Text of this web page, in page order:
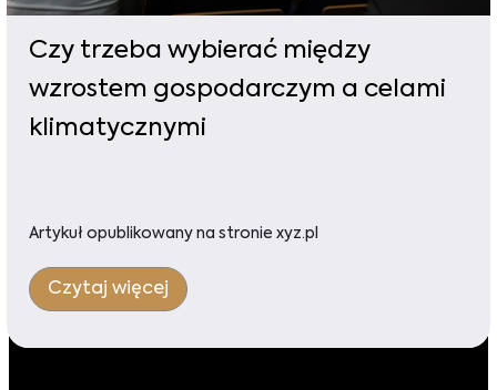
Czy trzeba wybierać między
wzrostem gospodarczym a celami
klimatycznymi
Artykuł opublikowany na stronie xyz.pl
Czytaj więcej